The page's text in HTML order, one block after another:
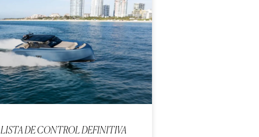
LISTA DE CONTROL DEFINITIVA